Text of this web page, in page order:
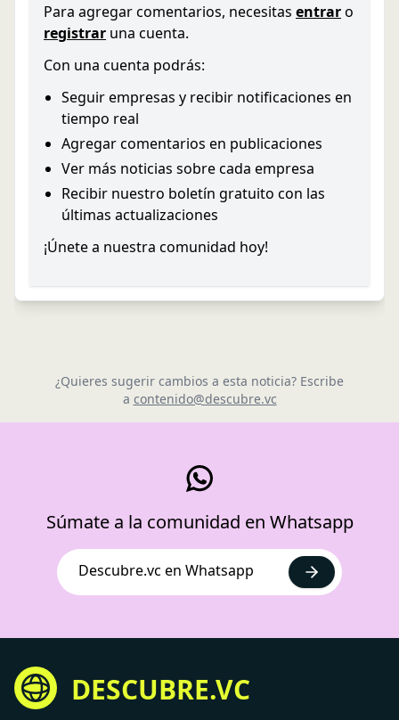
Para agregar comentarios, necesitas entraro
registrar una cuenta.
Con una cuenta podrás:
Seguir empresas y recibir notificaciones en
tiempo real
Agregar comentarios en publicaciones
Ver más noticias sobre cada empresa
Recibir nuestro boletín gratuito con las
últimas actualizaciones
¡Únete a nuestra comunidad hoy!
¿Quieres sugerir cambios a esta noticia? Escribe
a contenido@descubre.vc
Súmate a la comunidad en Whatsapp
Descubre.vc en Whatsapp
DESCUBRE.VC